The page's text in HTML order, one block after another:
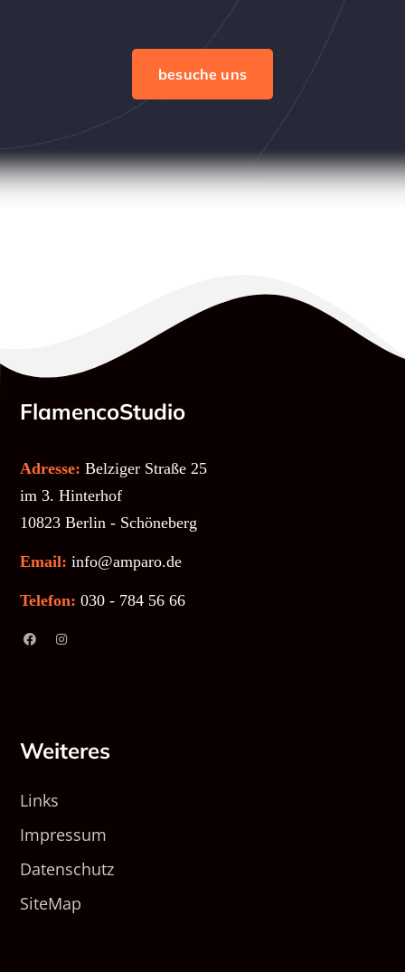
besuche uns
FlamencoStudio
Adresse: Belziger Straße 25
im 3. Hinterhof
10823 Berlin - Schöneberg
Email: info@amparo.de
Telefon: 030 - 784 56 66
Weiteres
Links
Impressum
Datenschutz
SiteMap